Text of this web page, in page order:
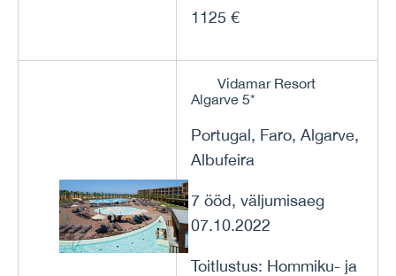
1125 €
Vidamar Resort
Algarve 5*
Portugal, Faro, Algarve,
Albufeira
7 ööd, väljumisaeg
07.10.2022
Toitlustus: Hommiku- ja